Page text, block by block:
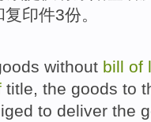
复印件3份。
without bill of
title, the goods to
to deliver the